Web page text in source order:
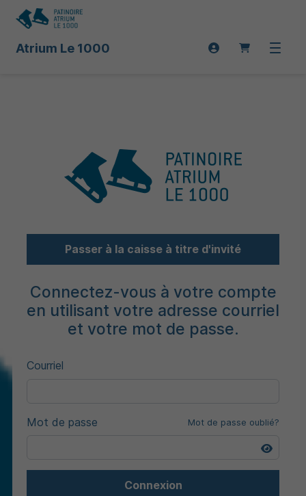
Atrium Le 1000 Connexion Ouvrir
Passer à la caisse à titre d'invité
Connectez-vous à votre compte
en utilisant votre adresse courriel
et votre mot de passe.
Courriel
Mot de passe Mot de passe oublié?
Connexion